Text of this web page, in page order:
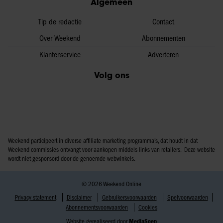
Tip de redactie
Over Weekend
Klantenservice
Contact
Abonnementen
Adverteren
Volg ons
Weekend participeert in diverse affiliate marketing programma’s, dat houdt in dat
Weekend commissies ontvangt voor aankopen middels links van retailers. Deze website
wordt niet gesponsord door de genoemde webwinkels.
© 2026 Weekend Online
Privacy statement
Disclaimer Gebruikersvoorwaarden
Spelvoorwaarden
Abonnementsvoorwaarden
Cookies
Website gerealiseerd door MediaSoep